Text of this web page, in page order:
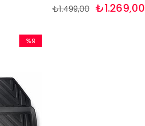
₺1.269,00
₺1.499,00
%9